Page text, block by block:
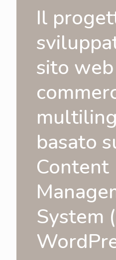
Il
sito
basato
Content
System